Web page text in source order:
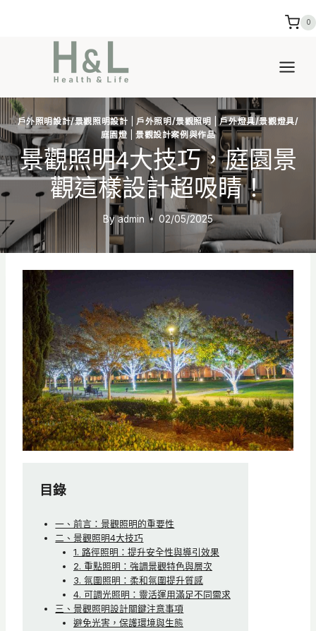
0
戶外照明設計/景觀照明設計 |戶外照明/景觀照明 |戶外燈具/景觀燈具/
庭園燈 |景觀設計案例與作品
景觀照明4大技巧，庭園景
觀這樣設計超吸睛！
Byadmin 02/05/2025
目錄
一、前言：景觀照明的重要性
二、景觀照明4大技巧
1. 路徑照明：提升安全性與導引效果
2. 重點照明：強調景觀特色與層次
3. 氛圍照明：柔和氛圍提升質感
4. 可調光照明：靈活運用滿足不同需求
三、景觀照明設計關鍵注意事項
避免光害，保護環境與生態